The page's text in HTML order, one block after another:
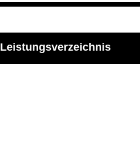
Leistungsverzeichnis